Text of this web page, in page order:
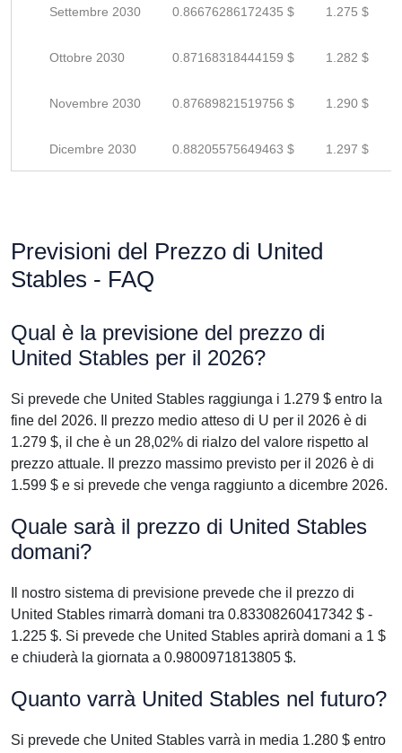
Settembre 2030 0.86676286172435 $ 1.275 $
Ottobre 2030 0.87168318444159 $ 1.282 $
Novembre 2030 0.87689821519756 $ 1.290 $
Dicembre 2030 0.88205575649463 $ 1.297 $
Previsioni del Prezzo di United
Stables - FAQ
Qual è la previsione del prezzo di
United Stables per il 2026?
Si prevede che United Stables raggiunga i 1.279 $ entro la
fine del 2026. Il prezzo medio atteso di U per il 2026 è di
1.279 $, il che è un 28,02% di rialzo del valore rispetto al
prezzo attuale. Il prezzo massimo previsto per il 2026 è di
1.599 $ e si prevede che venga raggiunto a dicembre 2026.
Quale sarà il prezzo di United Stables
domani?
Il nostro sistema di previsione prevede che il prezzo di
United Stables rimarrà domani tra 0.83308260417342 $ -
1.225 $. Si prevede che United Stables aprirà domani a 1 $
e chiuderà la giornata a 0.9800971813805 $.
Quanto varrà United Stables nel futuro?
Si prevede che United Stables varrà in media 1.280 $ entro